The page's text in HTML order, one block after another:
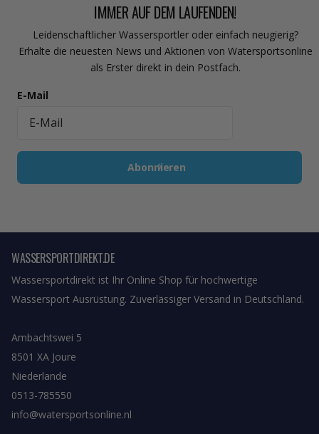
IMMER AUF DEM LAUFENDEN!
Leidenschaftlicher Wassersportler oder einfach neugierig?
Erhalte die neuesten News und Aktionen von Watersportsonline
als Erster direkt in dein Postfach.
E-Mail
Abonnieren
WASSERSPORTDIREKT.DE
Wassersportdirekt ist Ihr Online Shop für hochwertige
Wassersport Ausrüstung. Zuverlässiger Versand in Deutschland.
Ambachtswei 5
8501 XA Joure
Niederlande
0513-785550
info@watersportsonline.nl